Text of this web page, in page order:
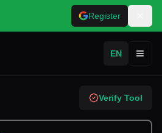
Register
EN
Verify Tool